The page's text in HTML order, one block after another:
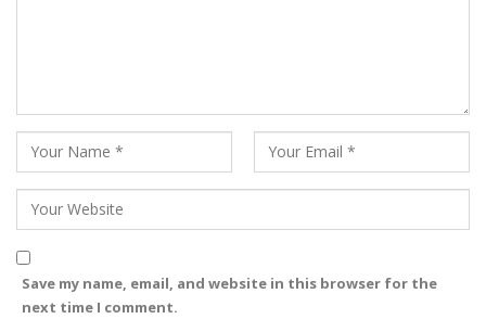
Save my name, email, and website in this browser for the
next time I comment.